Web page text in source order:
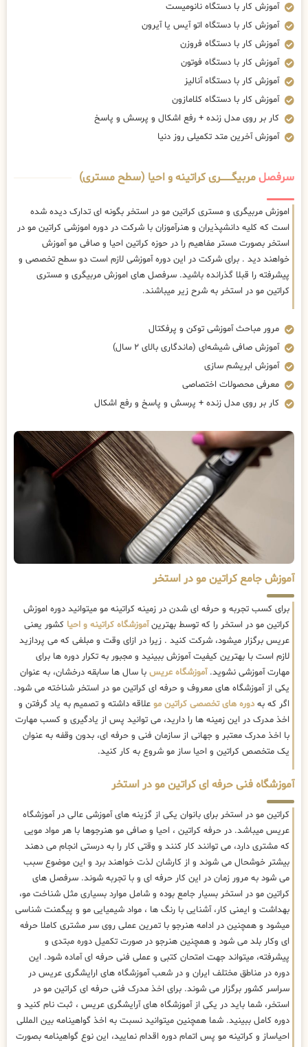
آموزش کار با دستگاه نانومیست
آموزش کار با دستگاه اتو آیس یا آیرون
آموزش کار با دستگاه فروزن
آموزش کار با دستگاه فوتون
آموزش کار با دستگاه آنالیز
آموزش کار با دستگاه کلامازون
کار بر روی مدل زنده + رفع اشکال و پرسش و پاسخ
آموزش آخرین متد تکمیلی روز دنیا
سرفصلمربیگــــــــری کراتینه و احیا (سطح مستری)
اموزش مربیگری و مستری کراتین مو در استخر بگونه ای تدارک دیده شده
است که کلیه دانشپذیران و هنرآموزان با شرکت در دوره اموزشی کراتین مو در
استخر بصورت مستر مفاهیم را در حوزه کراتین احیا و صافی مو آموزش
خواهند دید . برای شرکت در این دوره آموزشی لازم است دو سطح تخصصی و
پیشرفته را قبلا گذرانده باشید. سرفصل های اموزش مربیگری و مستری
کراتین مو در استخر به شرح زیر میباشند.
مرور مباحث آموزشی توکن و پرفکتال
آموزش صافی شیشه‌ای (ماندگاری بالای ۲ سال)
آموزش ابریشم سازی
معرفی محصولات اختصاصی
کار بر روی مدل زنده + پرسش و پاسخ و رفع اشکال
آموزش جامع کراتین مو در استخر
برای کسب تجربه و حرفه ای شدن در زمینه کراتینه مو میتوانید دوره اموزش
کراتین مو در استخر را که توسط بهترینآموزشگاه کراتینه و احیا کشور یعنی
عریس برگزار میشود، شرکت کنید . زیرا در ازای وقت و مبلغی که می پردازید
لازم است با بهترین کیفیت آموزش ببینید و مجبور به تکرار دوره ها برای
مهارت آموزشی نشوید.آموزشگاه عریس با سال ها سابقه درخشان، به عنوان
یکی از آموزشگاه های معروف و حرفه ای کراتین مو در استخر شناخته می شود.
اگر که بهدوره های تخصصی کراتین مو علاقه داشته و تصمیم به یاد گرفتن و
اخذ مدرک در این زمینه ها را دارید، می توانید پس از یادگیری و کسب مهارت
با اخذ مدرک معتبر و جهانی از سازمان فنی و حرفه ای، بدون وقفه به عنوان
یک متخصص کراتین و احیا ساز مو شروع به کار کنید.
آموزشگاه فنی حرفه ای کراتین مو در استخر
کراتین مو در استخر برای بانوان یکی از گزینه های آموزشی عالی در آموزشگاه
عریس میباشد. در حرفه کراتین ، احیا و صافی مو هنرجوها با هر مواد مویی
که مشتری دارد، می توانند کار کنند و وقتی کار را به درستی انجام می دهند
بیشتر خوشحال می شوند و از کارشان لذت خواهند برد و این موضوع سبب
می شود به مرور زمان در این کار حرفه ای و با تجربه شوند. سرفصل های
کراتین مو در استخر بسیار جامع بوده و شامل موارد بسیاری مثل شناخت مو،
بهداشت و ایمنی کار، آشنایی با رنگ ها ، مواد شیمیایی مو و پیگمنت شناسی
میشود و همچنین در ادامه هنرجو با تمرین عملی روی سر مشتری کاملا حرفه
ای وکار بلد می شود و همچنین هنرجو در صورت تکمیل دوره مبتدی و
پیشرفته، میتواند جهت امتحان کتبی و عملی فنی حرفه ای آماده شود. این
دوره در مناطق مختلف ایران و در شعب آموزشگاه های ارایشگری عریس در
سراسر کشور برگزار می شوند. برای اخذ مدرک فنی حرفه ای کراتین مو در
استخر، شما باید در یکی از آموزشگاه های آرایشگری عریس ، ثبت نام کنید و
دوره کامل ببینید. شما همچنین میتوانید نسبت به اخذ گواهینامه بین المللی
احیاساز و کراتینه مو پس اتمام دوره اقدام نمایید، این نوع گواهینامه بصورت